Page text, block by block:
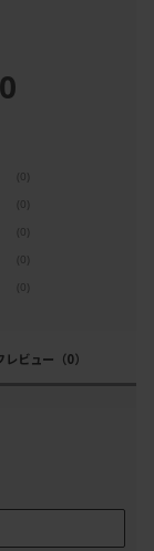
(0)
(0)
(0)
(0)
(0)
レビュー （0）